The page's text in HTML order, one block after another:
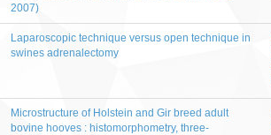
2007)
Laparoscopic technique versus open technique in
swines adrenalectomy
Microstructure of Holstein and Gir breed adult
bovine hooves : histomorphometry, three-